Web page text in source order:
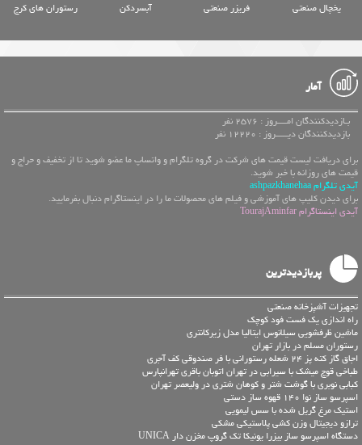
یخچال صنعتی
فریزر صنعتی
آبسردکن
رستوران های کرج
آمار
بـازدیدکنندگان امــــروز : 2576 نفر
بازدیدکنندگان دیـــــروز : 12220 نفر
برای دریافت لیست قیمت های شرکت در گروه تلگرام و واتساپ ما عضو شوید تا از تخفیف و حراج و
قیمت های روزانه با خبر شوید.
آیدی تلگرام ashpazkhanehaa
برای دیدن کلیپ های آموزشی و فیلم های محصولات ما را در اینستاگرام دنبال بفرمایید.
آیدی اینستاگرام TourajAminfar
پربازدیدترین
تجهیزات آشپزخانه صنعتی
راه اندازی یک فست فود کوچک
ماشین ظرفشویی سیلانوس ایتالیا مدل زیرکانتری
رستوران مسلم در بازار تهران
اجاق گاز کته پز 24 شعله رستورانی با فر صندوقی کف آجری
طباخی قوچ میشک با سیرابی در تهران اتوبان باقری تهرانپارس
کبابی نوبری با گوشت شتر و کوهان شتری در ولیعصر تهران
اسپرسو ساز نوا 140 قهوه ساز دستی
استیک مرغ گریل شده با سس لیمویی
ترازو دیجیتال وزن کشی پلاستیکی مشکی
دستگاه اسپرسو ساز بیزرا یونیکا تک گروپ مخزن دار UNICA